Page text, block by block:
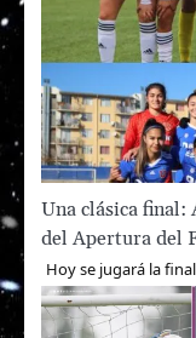
Una clásica final:
del Apertura del
Hoy se jugará la